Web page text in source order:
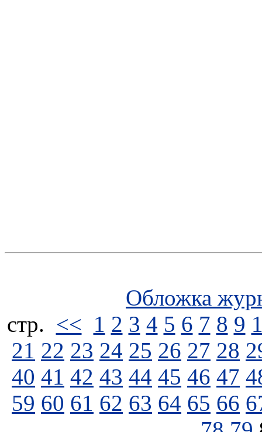
Обложка
стp. << 1 2 3 4 5 6 7 8 9
21 22 23 24 25 26 27 28
40 41 42 43 44 45 46 47
59 60 61 62 63 64 65 66